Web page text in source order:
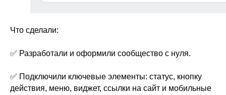
Что сделали:
✅ Разработали и оформили сообщество с нуля.
✅ Подключили ключевые элементы: статус, кнопку
действия, меню, виджет, ссылки на сайт и мобильные